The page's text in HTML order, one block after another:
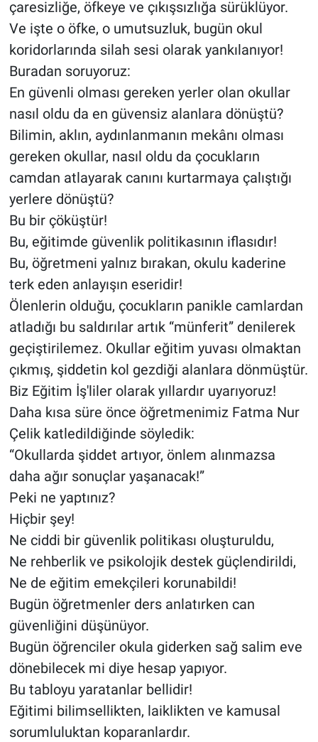
çaresizliğe, öfkeye ve çıkışsızlığa sürüklüyor.
Ve işte o öfke, o umutsuzluk, bugün okul
koridorlarında silah sesi olarak yankılanıyor!
Buradan soruyoruz:
En güvenli olması gereken yerler olan okullar
nasıl oldu da en güvensiz alanlara dönüştü?
Bilimin, aklın, aydınlanmanın mekânı olması
gereken okullar, nasıl oldu da çocukların
camdan atlayarak canını kurtarmaya çalıştığı
yerlere dönüştü?
Bu bir çöküştür!
Bu, eğitimde güvenlik politikasının iflasıdır!
Bu, öğretmeni yalnız bırakan, okulu kaderine
terk eden anlayışın eseridir!
Ölenlerin olduğu, çocukların panikle camlardan
atladığı bu saldırılar artık “münferit” denilerek
geçiştirilemez. Okullar eğitim yuvası olmaktan
çıkmış, şiddetin kol gezdiği alanlara dönmüştür.
Biz Eğitim İş'liler olarak yıllardır uyarıyoruz!
Daha kısa süre önce öğretmenimiz Fatma Nur
Çelik katledildiğinde söyledik:
“Okullarda şiddet artıyor, önlem alınmazsa
daha ağır sonuçlar yaşanacak!”
Peki ne yaptınız?
Hiçbir şey!
Ne ciddi bir güvenlik politikası oluşturuldu,
Ne rehberlik ve psikolojik destek güçlendirildi,
Ne de eğitim emekçileri korunabildi!
Bugün öğretmenler ders anlatırken can
güvenliğini düşünüyor.
Bugün öğrenciler okula giderken sağ salim eve
dönebilecek mi diye hesap yapıyor.
Bu tabloyu yaratanlar bellidir!
Eğitimi bilimsellikten, laiklikten ve kamusal
sorumluluktan koparanlardır.